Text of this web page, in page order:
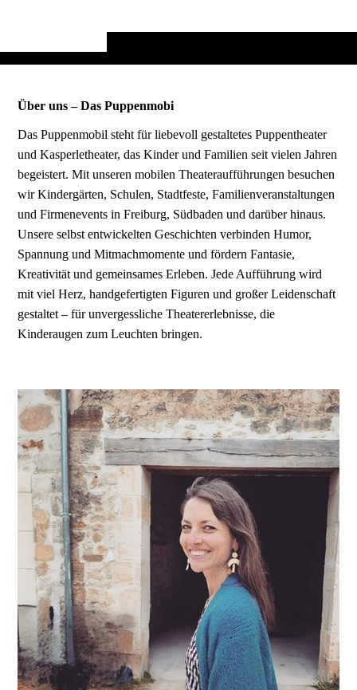
Über uns – Das Puppenmobi
Das Puppenmobil steht für liebevoll gestaltetes Puppentheater
und Kasperletheater, das Kinder und Familien seit vielen Jahren
begeistert. Mit unseren mobilen Theateraufführungen besuchen
wir Kindergärten, Schulen, Stadtfeste, Familienveranstaltungen
und Firmenevents in Freiburg, Südbaden und darüber hinaus.
Unsere selbst entwickelten Geschichten verbinden Humor,
Spannung und Mitmachmomente und fördern Fantasie,
Kreativität und gemeinsames Erleben. Jede Aufführung wird
mit viel Herz, handgefertigten Figuren und großer Leidenschaft
gestaltet – für unvergessliche Theatererlebnisse, die
Kinderaugen zum Leuchten bringen.